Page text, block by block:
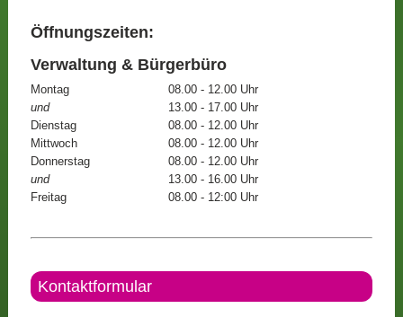
Öffnungszeiten:
Verwaltung & Bürgerbüro
Montag
08.00 - 12.00 Uhr
und
13.00 - 17.00 Uhr
Dienstag
08.00 - 12.00 Uhr
Mittwoch
08.00 - 12.00 Uhr
Donnerstag
08.00 - 12.00 Uhr
und
13.00 - 16.00 Uhr
Freitag
08.00 - 12:00 Uhr
Kontaktformular